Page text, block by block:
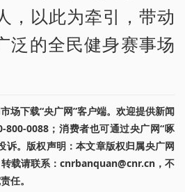
，以此为牵引，带动
泛的全民健身赛事场
场下载“央广网”客户端。欢迎提供新闻
800-0088；消费者也可通过央广网“啄
诉。版权声明：本文章版权归属央广网
载请联系：cnrbanquan@cnr.cn，不
任。